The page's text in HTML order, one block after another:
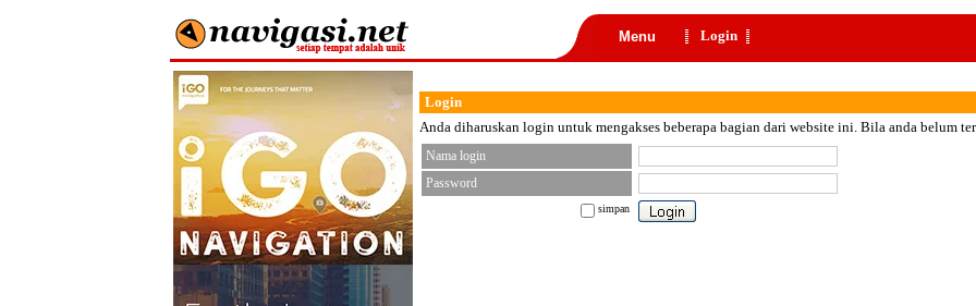
Menu Login
Login
Anda diharuskan login untuk mengakses beberapa bagian dari website ini. Bila anda belum
Nama login
Password
simpan